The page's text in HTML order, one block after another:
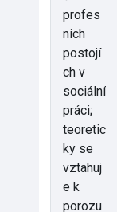
profes
ních
postojí
ch v
sociální
práci;
teoretic
ky se
vztahuj
e k
porozu